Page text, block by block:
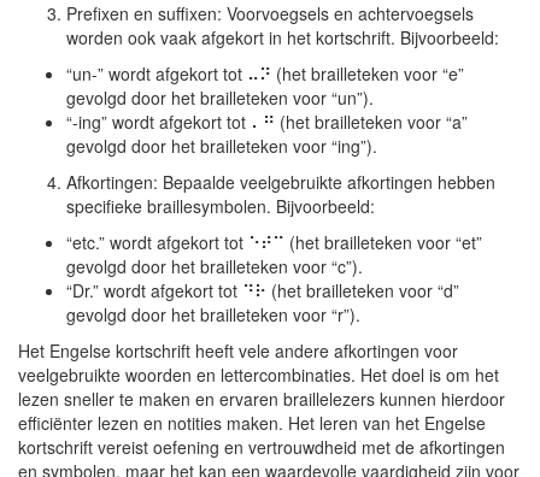
Prefixen en suffixen: Voorvoegsels en achtervoegsels
worden ook vaak afgekort in het kortschrift. Bijvoorbeeld:
“un-” wordt afgekort tot ⠤⠝ (het brailleteken voor “e”
gevolgd door het brailleteken voor “un”).
“-ing” wordt afgekort tot ⠄⠛ (het brailleteken voor “a”
gevolgd door het brailleteken voor “ing”).
Afkortingen: Bepaalde veelgebruikte afkortingen hebben
specifieke braillesymbolen. Bijvoorbeeld:
“etc.” wordt afgekort tot ⠑⠞⠉ (het brailleteken voor “et”
gevolgd door het brailleteken voor “c”).
“Dr.” wordt afgekort tot ⠙⠗ (het brailleteken voor “d”
gevolgd door het brailleteken voor “r”).
Het Engelse kortschrift heeft vele andere afkortingen voor
veelgebruikte woorden en lettercombinaties. Het doel is om het
lezen sneller te maken en ervaren braillelezers kunnen hierdoor
efficiënter lezen en notities maken. Het leren van het Engelse
kortschrift vereist oefening en vertrouwdheid met de afkortingen
en symbolen, maar het kan een waardevolle vaardigheid zijn voor